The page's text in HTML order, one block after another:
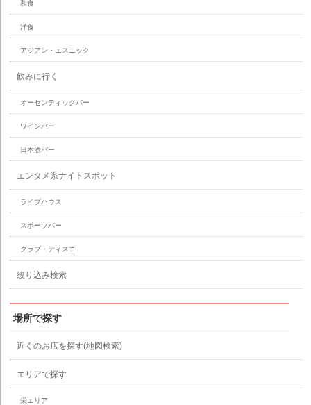
和食
洋食
アジアン・エスニック
飲みに行く
オーセンティックバー
ワインバー
日本酒バー
エンタメ系ナイトスポット
ライブハウス
スポーツバー
クラブ・ディスコ
絞り込み検索
場所で探す
近くのお店を探す(地図検索)
エリアで探す
栄エリア